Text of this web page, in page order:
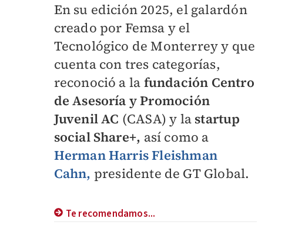
En su edición 2025, el galardón
creado por Femsa y el
Tecnológico de Monterrey y que
cuenta con tres categorías,
reconoció a la fundación Centro
de Asesoría y Promoción
Juvenil AC (CASA) y la startup
social Share+, así como a
Herman Harris Fleishman
Cahn, presidente de GT Global.
Te recomendamos...